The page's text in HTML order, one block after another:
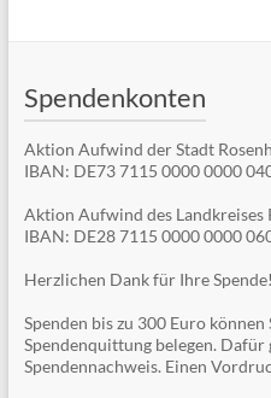
Spendenkonten
Aktion Aufwind der Stadt
IBAN: DE73 7115 0000 0000
Aktion Aufwind des Landkreises
IBAN: DE28 7115 0000 0000
Herzlichen Dank für Ihre Spende!
Spenden bis zu 300 Euro
Spendenquittung belegen.
Spendennachweis. Einen